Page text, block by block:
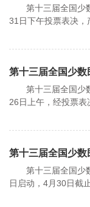
第十三届全国少数
31日下午投票表决，
第十三届全国少
第十三届全国少数
26日上午，经投票表
第十三届全国少
第十三届全国少数
日启动，4月30日截止